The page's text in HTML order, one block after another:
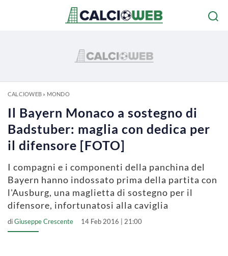
CALCIOWEB» MONDO
Il Bayern Monaco a sostegno di
Badstuber: maglia con dedica per
il difensore [FOTO]
I compagni e i componenti della panchina del
Bayern hanno indossato prima della partita con
l'Ausburg, una maglietta di sostegno per il
difensore, infortunatosi alla caviglia
diGiuseppe Crescente 14 Feb 2016 | 21:00